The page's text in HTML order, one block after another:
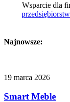
Wsparcie dla
Najnowsze:
19 marca 2026
Smart Meble